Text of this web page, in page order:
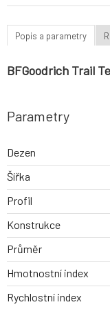
Popis a parametry
BFGoodrich Trail
Parametry
Dezen
Šířka
Profil
Konstrukce
Průměr
Hmotnostní index
Rychlostní index